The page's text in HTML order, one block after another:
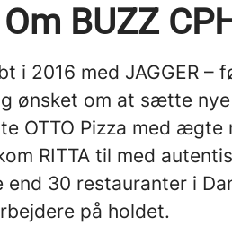
Om BUZZ
i 2016 med JAGGER –
ønsket om at sætte
OTTO Pizza med ægte
RITTA til med
end 30 restauranter i
på holdet.